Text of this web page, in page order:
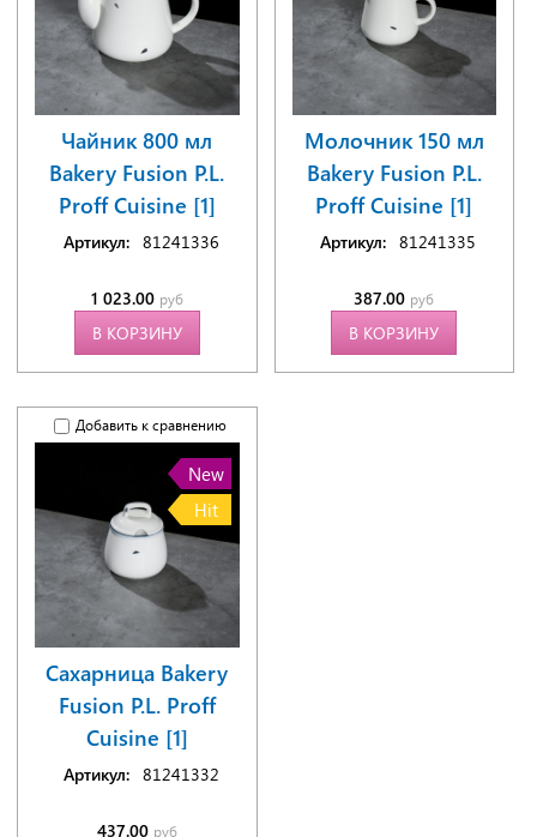
Чайник 800 мл
Bakery Fusion P.L.
Proff Cuisine [1]
Артикул: 81241336
1 023.00 руб
В КОРЗИНУ
Молочник 150 мл
Bakery Fusion P.L.
Proff Cuisine [1]
Артикул: 81241335
387.00 руб
В КОРЗИНУ
Добавить к сравнению
New
Hit
Сахарница Bakery
Fusion P.L. Proff
Cuisine [1]
Артикул: 81241332
437.00 руб